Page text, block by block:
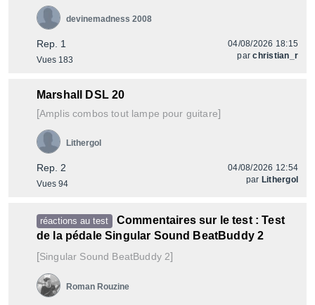
Rep. 1
Vues 183
devinemadness 2008
04/08/2026 18:15
parchristian_r
Marshall DSL 20
[Amplis combos tout lampe pour guitare]
Rep. 2
Vues 94
Lithergol
04/08/2026 12:54
par Lithergol
réactions au test
Commentaires sur le test : Test
de la pédale Singular Sound BeatBuddy 2
[Singular Sound BeatBuddy 2]
Roman Rouzine